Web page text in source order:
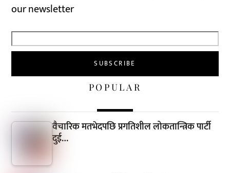
our newsletter
POPULAR
वैचारिक मतभेदपछि प्रगतिशील लोकतान्त्रिक पार्टी
दुई…